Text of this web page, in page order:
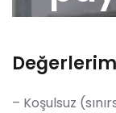
– Koşulsuz